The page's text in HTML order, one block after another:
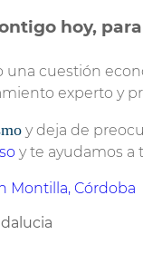
hoy,
una cuestión
experto y
y deja de
y te ayudamos a
Montilla, Córdoba